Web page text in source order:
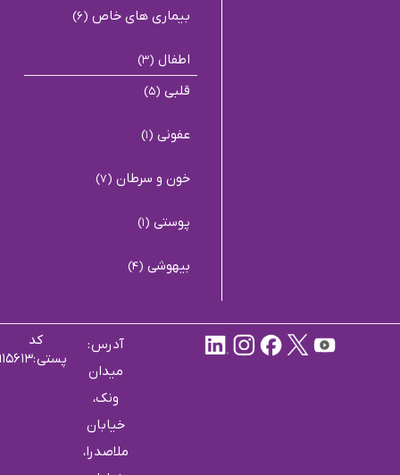
بیماری های خاص (6)
اطفال (3)
قلبی (5)
عفونی (1)
خون و سرطان (7)
پوستی (1)
بیهوشی (4)
آدرس :
میدان
ونک،
خیابان
ملاصدرا،
کد
پستی :۱۹۹۱۹۱۵۶۱۳